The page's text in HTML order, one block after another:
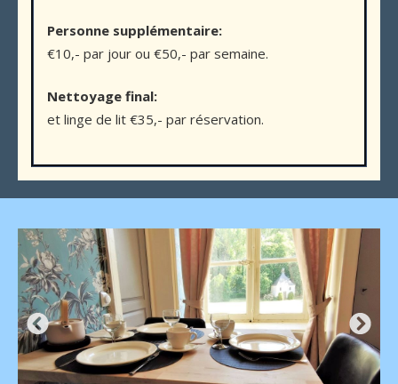
Personne supplémentaire:
€10,- par jour ou €50,- par semaine.
Nettoyage final:
et linge de lit €35,- par réservation.